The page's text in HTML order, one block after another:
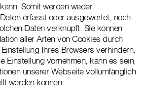
Somit werden weder
erfasst oder ausgewertet, noch
Daten verknüpft. Sie können
aller Arten von Cookies durch
Ihres Browsers verhindern.
Einstellung vornehmen, kann es sein,
unserer Webseite vollumfänglich
werden können.